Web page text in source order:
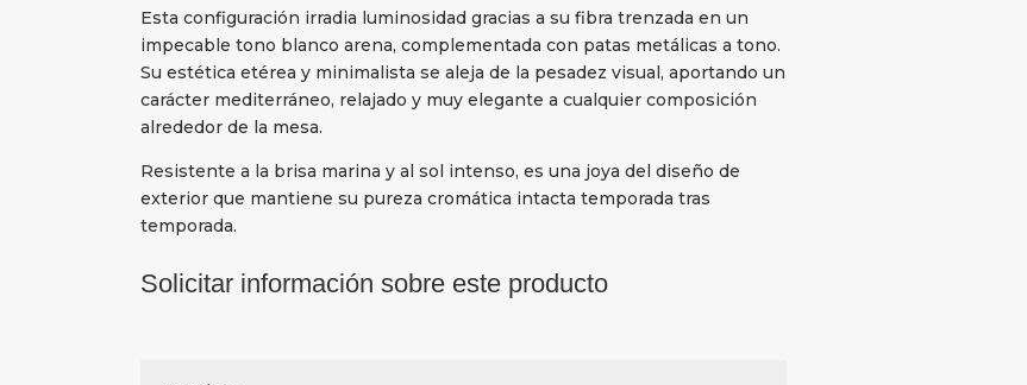
Esta configuración irradia luminosidad gracias a su fibra trenzada en un
impecable tono blanco arena, complementada con patas metálicas a tono.
Su estética etérea y minimalista se aleja de la pesadez visual, aportando un
carácter mediterráneo, relajado y muy elegante a cualquier composición
alrededor de la mesa.
Resistente a la brisa marina y al sol intenso, es una joya del diseño de
exterior que mantiene su pureza cromática intacta temporada tras
temporada.
Solicitar información sobre este producto